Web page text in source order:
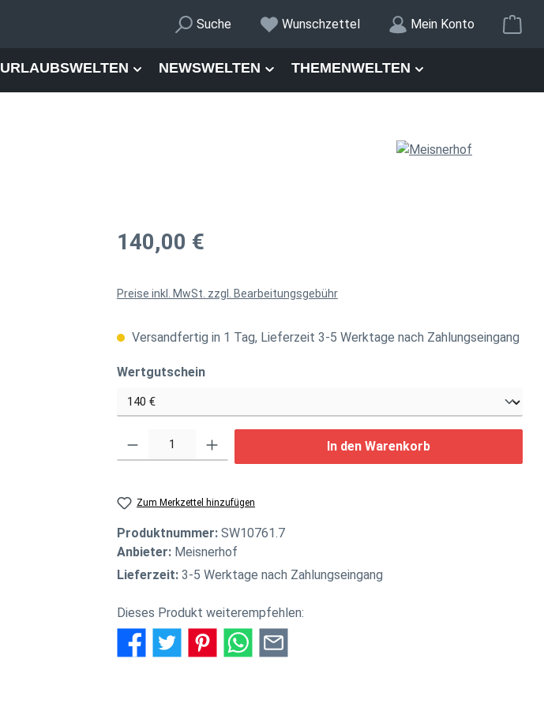
Suche Wunschzettel Mein Konto
URLAUBSWELTEN NEWSWELTEN THEMENWELTEN
Regulärer Preis:
140,00 €
Preise inkl. MwSt. zzgl. Bearbeitungsgebühr
Versandfertig in 1 Tag, Lieferzeit 3-5 Werktage nach Zahlungseingang
Wertgutscheinauswählen
In den Warenkorb
Zum Merkzettel hinzufügen
Produktnummer: SW10761.7
Anbieter: Meisnerhof
Lieferzeit: 3-5 Werktage nach Zahlungseingang
Dieses Produkt weiterempfehlen: